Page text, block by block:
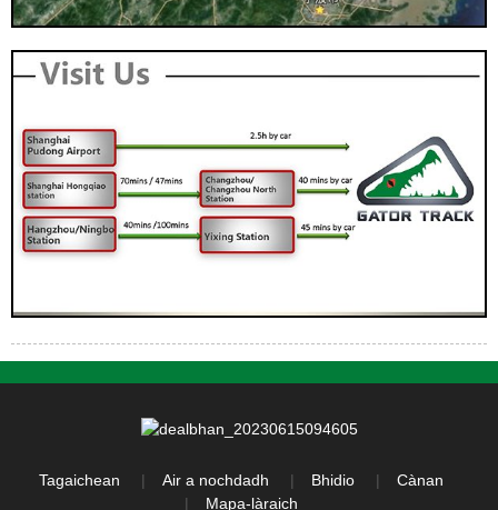
Tagaichean Air a nochdadh Bhidio
Cànan
Mapa-làraich